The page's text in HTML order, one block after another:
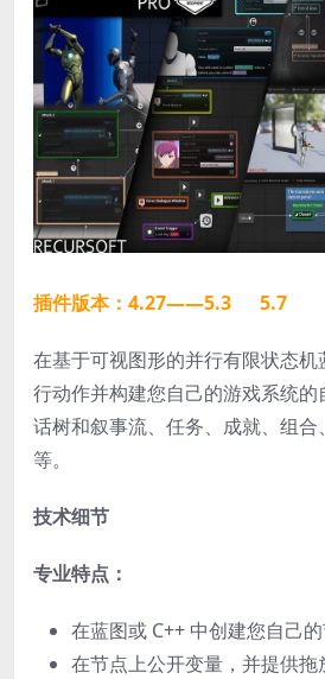
插件版本：4.27——5.3 5.7
在基于可视图形的并行有限状态
行动作并构建您自己的游戏系统
话树和叙事流、任务、成就、组
等。
技术细节
专业特点：
在蓝图或 C++ 中创建您自己的
在节点上公开变量，并提供拖